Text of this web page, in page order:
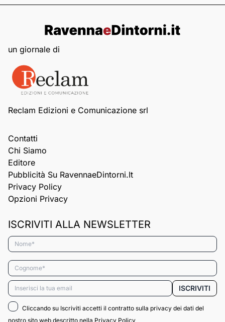
un giornale di
Reclam Edizioni e Comunicazione srl
Contatti
Chi Siamo
Editore
Pubblicità Su RavennaeDintorni.it
Privacy Policy
Opzioni Privacy
ISCRIVITI ALLA NEWSLETTER
Nome*
Cognome*
Email* ISCRIVITI
Cliccando su Iscriviti accetti il contratto sulla privacy dei dati del
nostro sito web descritto nella Privacy Policy